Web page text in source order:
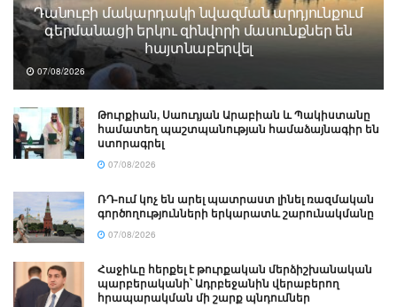
Դանուբի մակարդակի նվազման արդյունքում
գերմանացի երկու զինվորի մասունքներ են
հայտնաբերվել
07/08/2026
Թուրքիան, Սաուդյան Արաբիան և Պակիստանը
համատեղ պաշտպանության համաձայնագիր են
ստորագրել
07/08/2026
ՌԴ-ում կոչ են արել պատրաստ լինել ռազմական
գործողությունների երկարատև շարունակմանը
07/08/2026
Հաջիևը հերքել է թուրքական մերձիշխանական
պարբերականի՝ Ադրբեջանին վերաբերող
հրապարակման մի շարք պնդումներ